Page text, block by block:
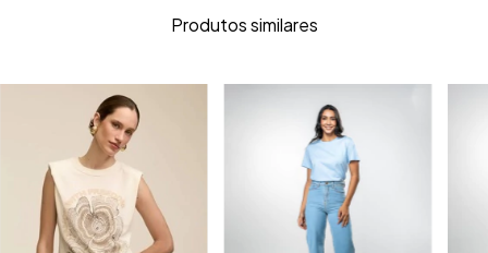
Produtos similares